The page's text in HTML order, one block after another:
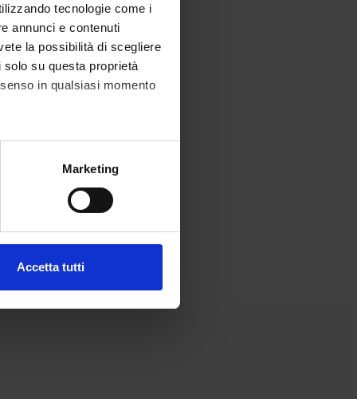
tecnologie come i
annunci e contenuti
la possibilità di scegliere
su questa proprietà
in qualsiasi momento
metro,Marketing
Accetta tutti